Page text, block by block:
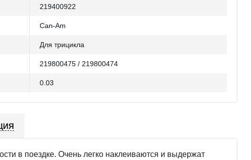
219400922
Can-Am
Для трицикла
219800475 / 219800474
0.03
в поездке. Очень легко наклеиваются и выдержат